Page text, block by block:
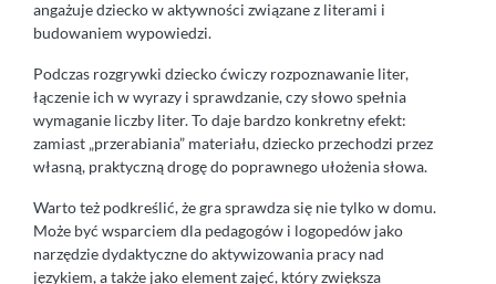
angażuje dziecko w aktywności związane z literami i
budowaniem wypowiedzi.
Podczas rozgrywki dziecko ćwiczy rozpoznawanie liter,
łączenie ich w wyrazy i sprawdzanie, czy słowo spełnia
wymaganie liczby liter. To daje bardzo konkretny efekt:
zamiast „przerabiania” materiału, dziecko przechodzi przez
własną, praktyczną drogę do poprawnego ułożenia słowa.
Warto też podkreślić, że gra sprawdza się nie tylko w domu.
Może być wsparciem dla pedagogów i logopedów jako
narzędzie dydaktyczne do aktywizowania pracy nad
językiem, a także jako element zajęć, który zwiększa